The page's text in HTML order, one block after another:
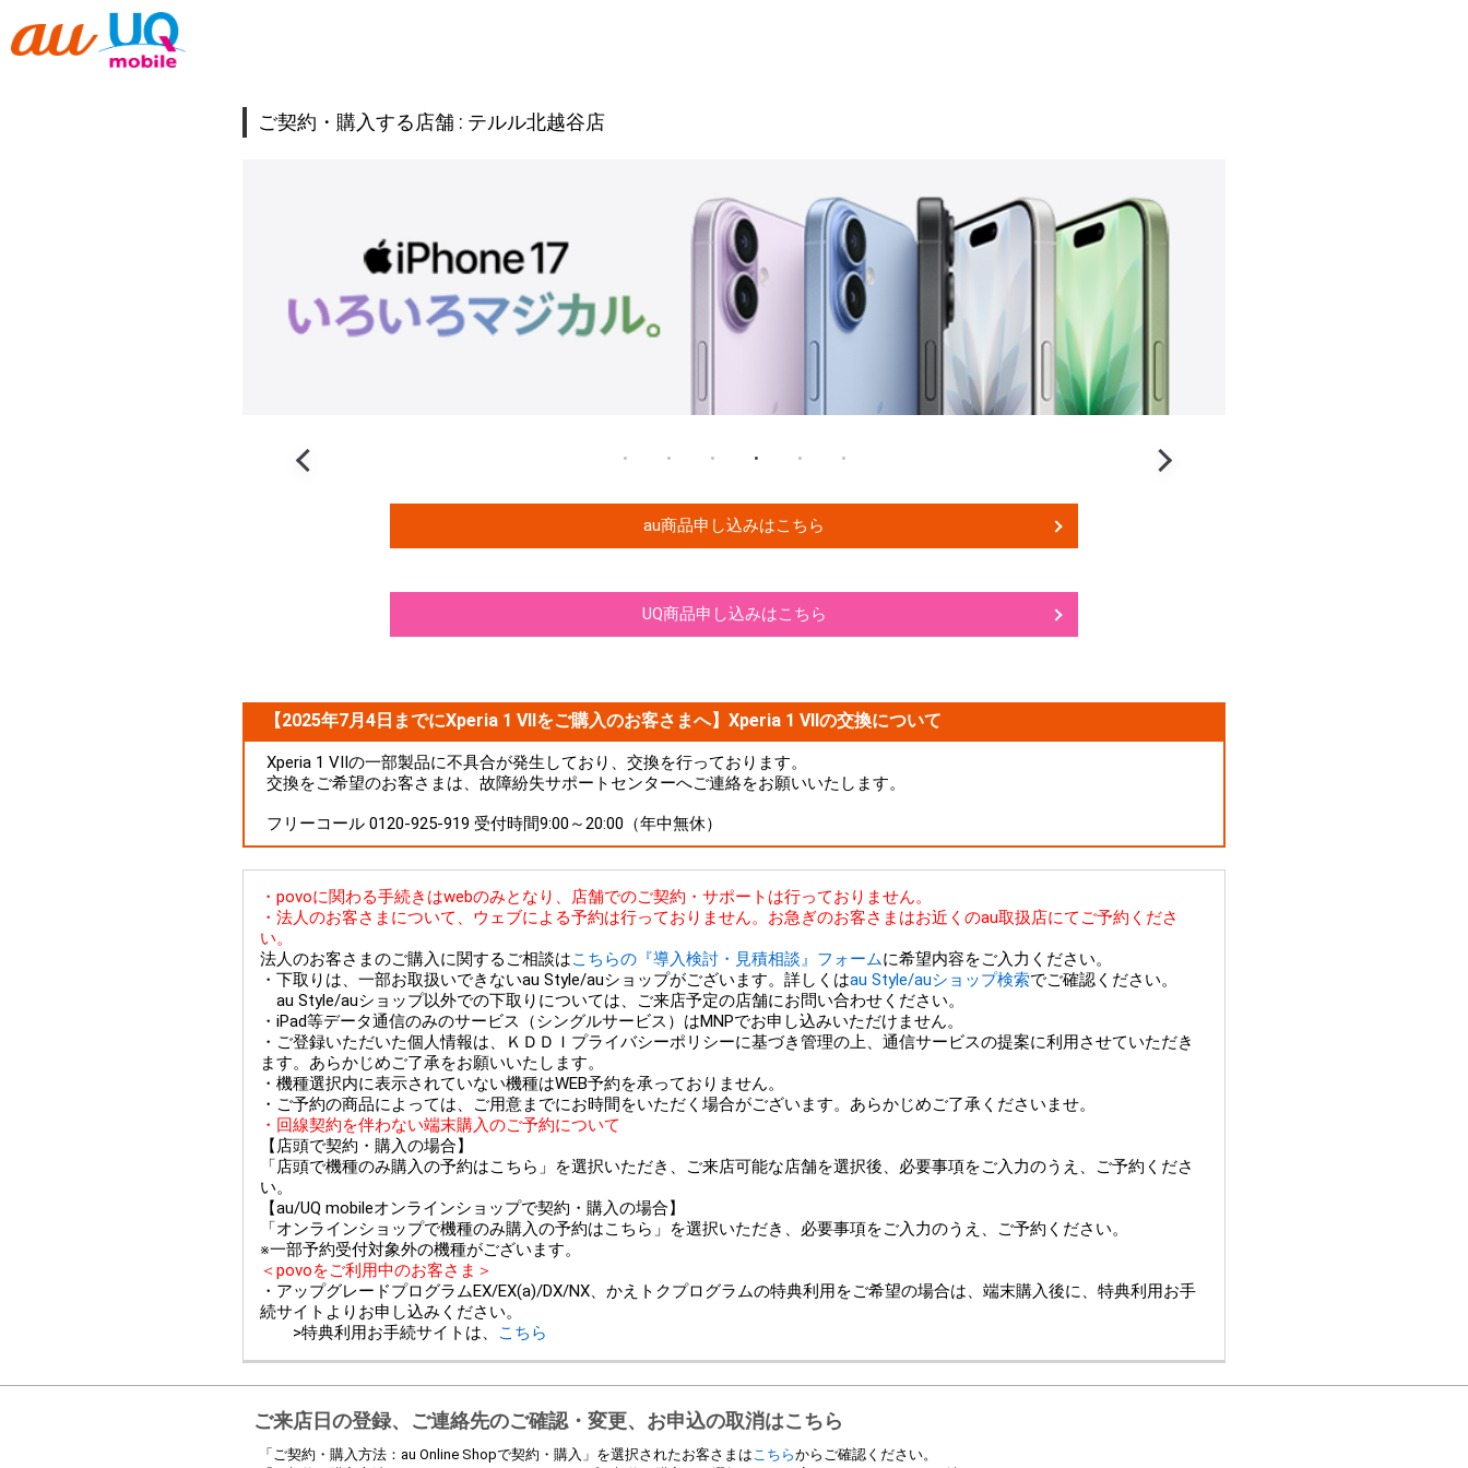
ご契約・購入する店舗 : テルル北越谷店
au商品申し込みはこちら
UQ商品申し込みはこちら
【2025年7月4日までにXperia 1 VIIをご購入のお客さまへ】Xperia 1 VIIの交換について
Xperia 1 VIIの一部製品に不具合が発生しており、交換を行っております。
交換をご希望のお客さまは、故障紛失サポートセンターへご連絡をお願いいたします。
フリーコール 0120-925-919 受付時間9:00～20:00（年中無休）
・povoに関わる手続きはwebのみとなり、店舗でのご契約・サポートは行っておりません。
・法人のお客さまについて、ウェブによる予約は行っておりません。お急ぎのお客さまはお近くのau取扱店にてご予約くださ
い。
法人のお客さまのご購入に関するご相談はこちらの『導入検討・見積相談』フォームに希望内容をご入力ください。
・下取りは、一部お取扱いできないau Style/auショップがございます。詳しくはau Style/auショップ検索でご確認ください。
au Style/auショップ以外での下取りについては、ご来店予定の店舗にお問い合わせください。
・iPad等データ通信のみのサービス（シングルサービス）はMNPでお申し込みいただけません。
・ご登録いただいた個人情報は、ＫＤＤＩプライバシーポリシーに基づき管理の上、通信サービスの提案に利用させていただき
ます。あらかじめご了承をお願いいたします。
・機種選択内に表示されていない機種はWEB予約を承っておりません。
・ご予約の商品によっては、ご用意までにお時間をいただく場合がございます。あらかじめご了承くださいませ。
・回線契約を伴わない端末購入のご予約について
【店頭で契約・購入の場合】
「店頭で機種のみ購入の予約はこちら」を選択いただき、ご来店可能な店舗を選択後、必要事項をご入力のうえ、ご予約くださ
い。
【au/UQ mobileオンラインショップで契約・購入の場合】
「オンラインショップで機種のみ購入の予約はこちら」を選択いただき、必要事項をご入力のうえ、ご予約ください。
※一部予約受付対象外の機種がございます。
＜povoをご利用中のお客さま＞
・アップグレードプログラムEX/EX(a)/DX/NX、かえトクプログラムの特典利用をご希望の場合は、端末購入後に、特典利用お手
続サイトよりお申し込みください。
>特典利用お手続サイトは、
こちら
ご来店日の登録、ご連絡先のご確認・変更、お申込の取消はこちら
「ご契約・購入方法：au Online Shopで契約・購入」を選択されたお客さまはこちらからご確認ください。